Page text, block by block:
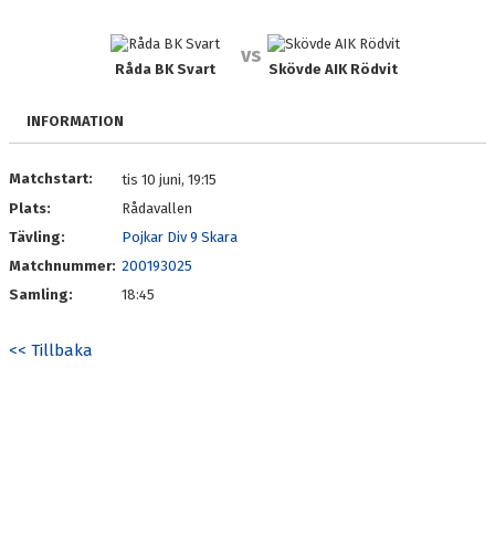
DOKUMENT
Råda BK Svart
vs
Skövde AIK Rödvit
INFORMATION
Matchstart:
tis 10 juni, 19:15
Plats:
Rådavallen
Tävling:
Pojkar Div 9 Skara
Matchnummer: 200193025
Samling:
18:45
<< Tillbaka